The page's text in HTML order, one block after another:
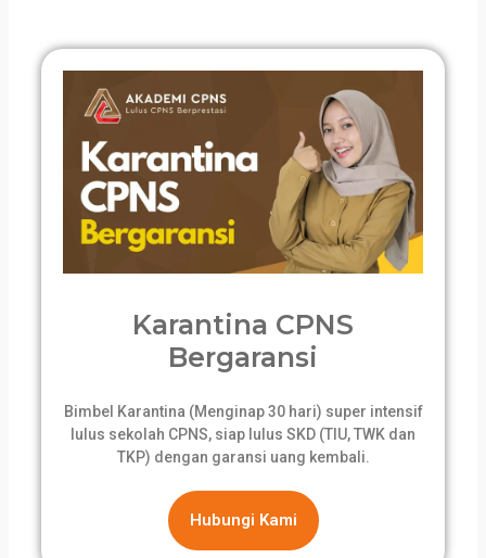
Karantina CPNS
Bergaransi
Bimbel Karantina (Menginap 30 hari) super intensif
lulus sekolah CPNS, siap lulus SKD (TIU, TWK dan
TKP) dengan garansi uang kembali.
Hubungi Kami